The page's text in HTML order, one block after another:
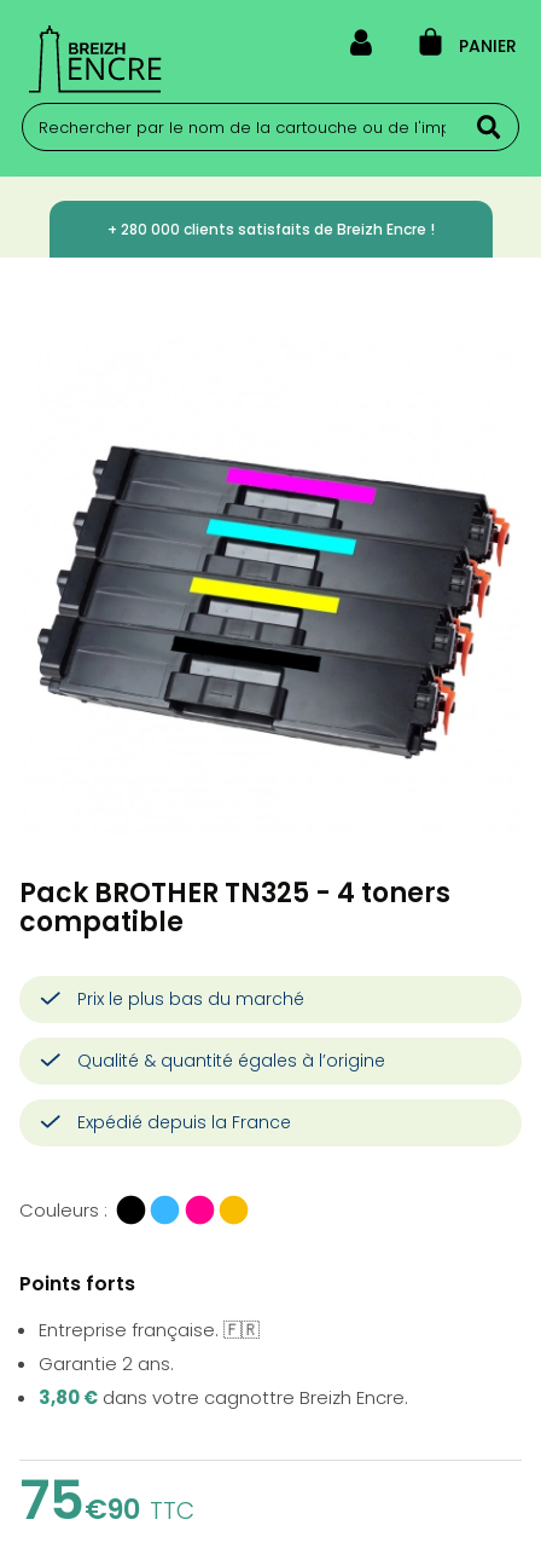
PANIER
+ 280 000 clients satisfaits de Breizh Encre !
Pack BROTHER TN325 - 4 toners
compatible
Prix le plus bas du marché
Qualité & quantité égales à l’origine
Expédié depuis la France
Couleurs :
Points forts
Entreprise française. 🇫🇷
Garantie 2 ans.
3,80 € dans votre cagnottre Breizh Encre.
75€90 TTC